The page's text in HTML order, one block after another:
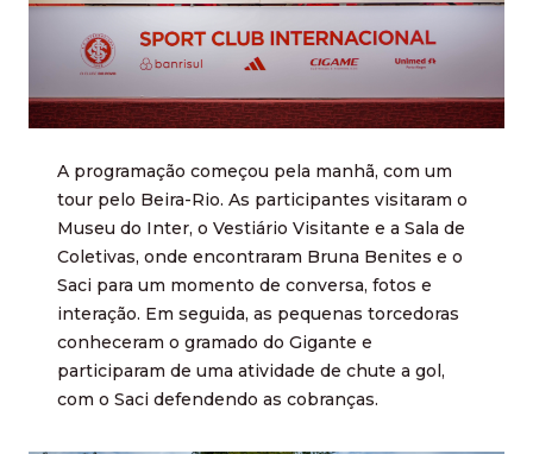
A programação começou pela manhã, com um
tour pelo Beira-Rio. As participantes visitaram o
Museu do Inter, o Vestiário Visitante e a Sala de
Coletivas, onde encontraram Bruna Benites e o
Saci para um momento de conversa, fotos e
interação. Em seguida, as pequenas torcedoras
conheceram o gramado do Gigante e
participaram de uma atividade de chute a gol,
com o Saci defendendo as cobranças.